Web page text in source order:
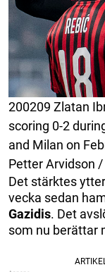
200209 Zlatan
scoring 0-2
and Milan on
Petter Arvidson /
Det stärktes
vecka sedan
Gazidis. Det
som nu berättar